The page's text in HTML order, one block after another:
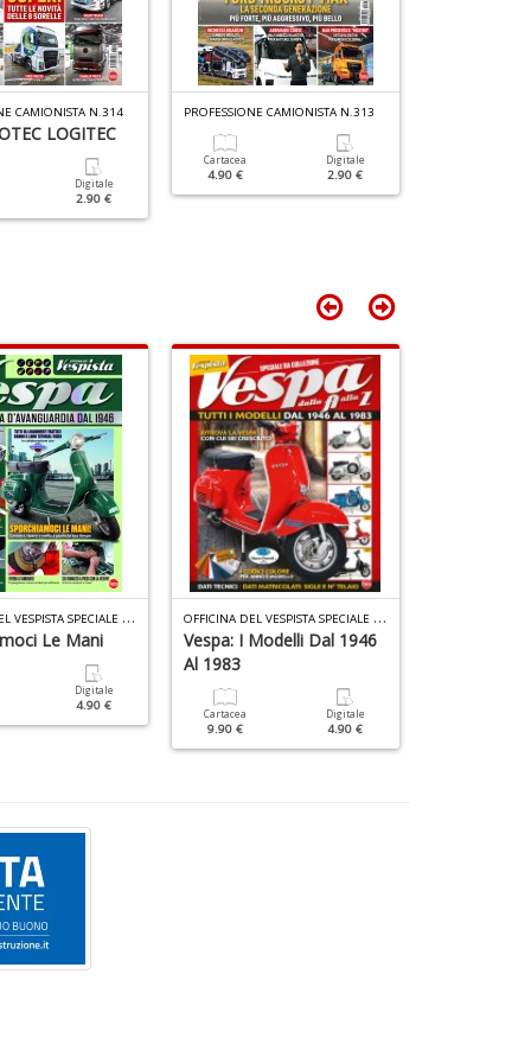
CAMIONISTA N.314
LOGITEC
Digitale
2.90 €
PROFESSIONE CAMIONISTA N.313
Cartacea
4.90 €
Digitale
2.90 €
O
FFICINA DEL VESPISTA SPECIALE N.7
Le Mani
Digitale
4.90 €
O
FFICINA DEL VESPISTA SPECIALE N.6
Vespa: I Modelli Dal 1946
Al 1983
Cartacea
9.90 €
Digitale
4.90 €